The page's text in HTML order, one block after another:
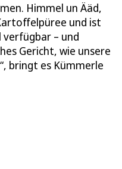
Himmel un Ääd,
und ist
verfügbar – und
Gericht, wie unsere
bringt es Kümmerle